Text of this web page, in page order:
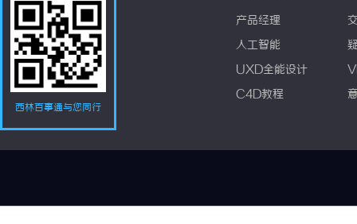
西林百事通与您同行
产品经理
人工智能
UXD全能设计
C4D教程